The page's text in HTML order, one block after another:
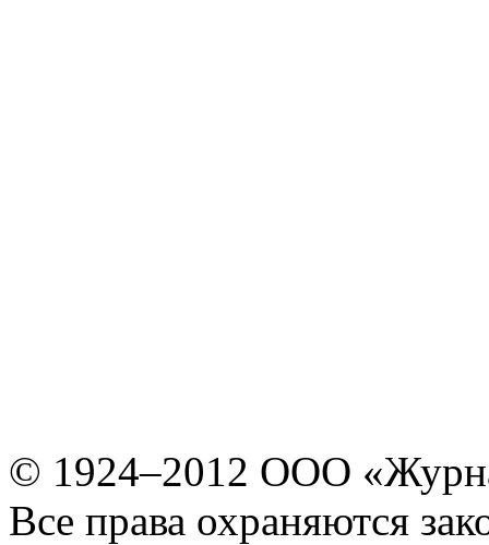
© 1924–2012 ООО
Все права охраняются